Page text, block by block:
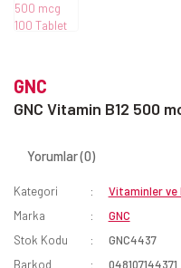
GNC
GNC Vitamin B12 500
Yorumlar (0)
Kategori
Vitaminler ve
Marka
GNC
Stok Kodu
GNC4437
Barkod
048107144371